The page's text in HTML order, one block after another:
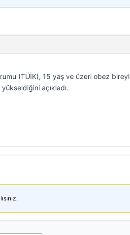
(TÜİK), 15 yaş ve üzeri obez
yükseldiğini açıkladı.